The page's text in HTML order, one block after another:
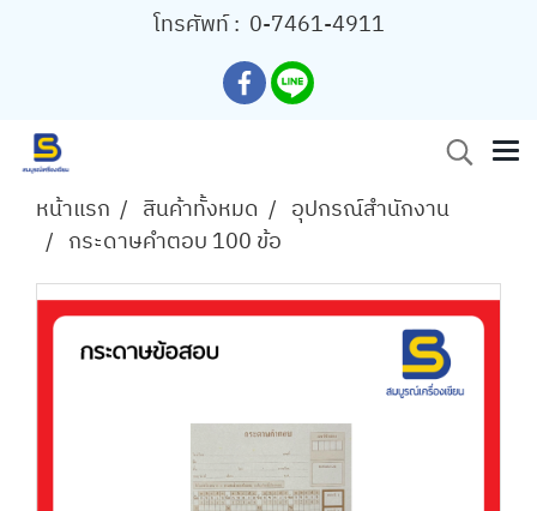
โทรศัพท์ : 0-7461-4911
หน้าแรก สินค้าทั้งหมด
อุปกรณ์สำนักงาน
กระดาษคำตอบ 100 ข้อ